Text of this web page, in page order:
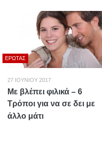
ΈΡΩΤΑΣ
27 ΙΟΥΝΊΟΥ 2017
Με βλέπει φιλικά – 6
Τρόποι για να σε δει με
άλλο μάτι